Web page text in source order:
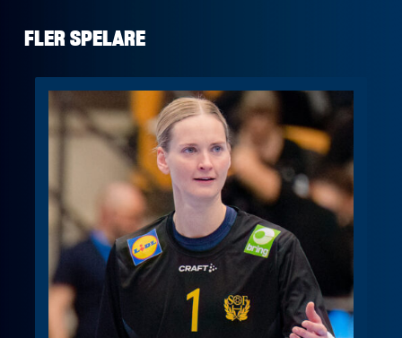
FLER SPELARE